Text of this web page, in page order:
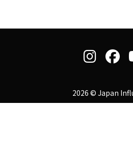
2026 © Japan